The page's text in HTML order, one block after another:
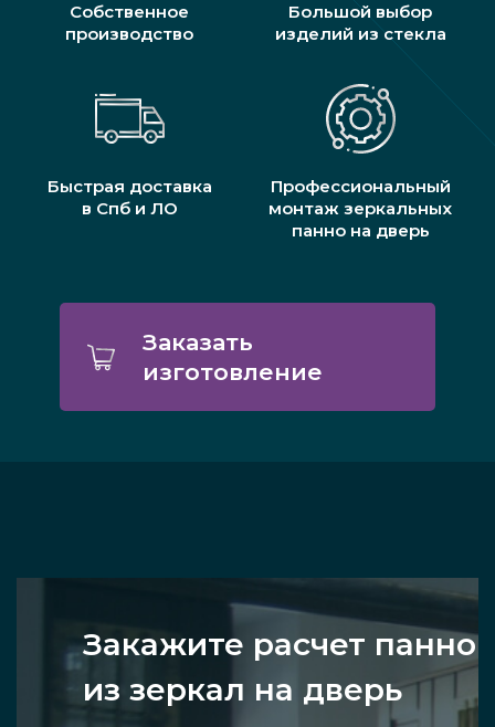
Собственное
производство
Большой выбор
изделий из стекла
Быстрая доставка
в Спб и ЛО
Профессиональный
монтаж зеркальных
панно на дверь
Заказать
изготовление
Закажите расчет панно
из зеркал на дверь